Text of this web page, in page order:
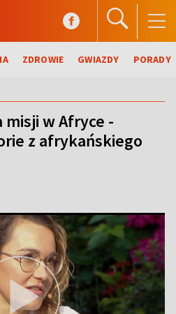
ZDROWIE GWIAZDY PORADY
w Afryce -
z afrykańskiego